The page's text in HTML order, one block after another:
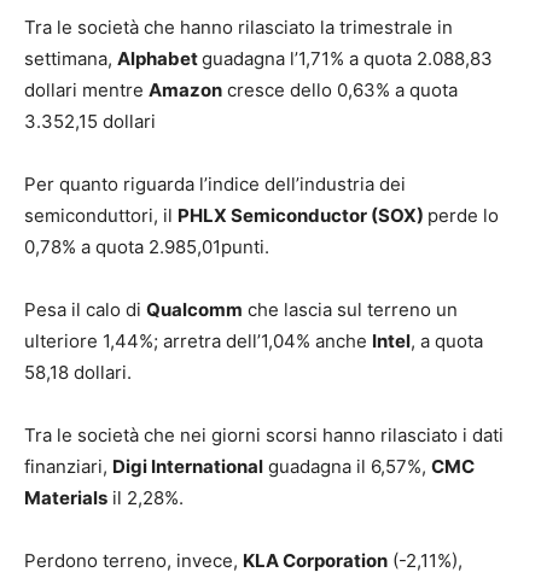
Tra le società che hanno rilasciato la trimestrale in
settimana, Alphabetguadagna l’1,71% a quota 2.088,83
dollari mentre Amazon cresce dello 0,63% a quota
3.352,15 dollari
Per quanto riguarda l’indice dell’industria dei
semiconduttori, il PHLX Semiconductor (SOX) perde lo
0,78% a quota 2.985,01punti.
Pesa il calo di Qualcomm che lascia sul terreno un
ulteriore 1,44%; arretra dell’1,04% anche Intel, a quota
58,18 dollari.
Tra le società che nei giorni scorsi hanno rilasciato i dati
finanziari, Digi International guadagna il 6,57%, CMC
Materials il 2,28%.
Perdono terreno, invece, KLA Corporation (-2,11%),